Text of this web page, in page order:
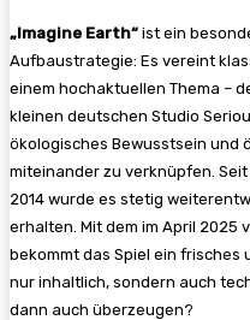
„Imagine Earth“ ist ein
Aufbaustrategie: Es vereint
einem hochaktuellen Thema –
kleinen deutschen Studio
ökologisches Bewusstsein und
miteinander zu verknüpfen.
2014 wurde es stetig
erhalten. Mit dem im April 2025
bekommt das Spiel ein frisches
nur inhaltlich, sondern auch
dann auch überzeugen?